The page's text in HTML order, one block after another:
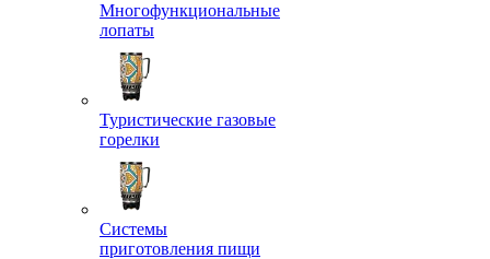
Многофункциональные
лопаты
Туристические газовые
горелки
Системы
приготовления пищи